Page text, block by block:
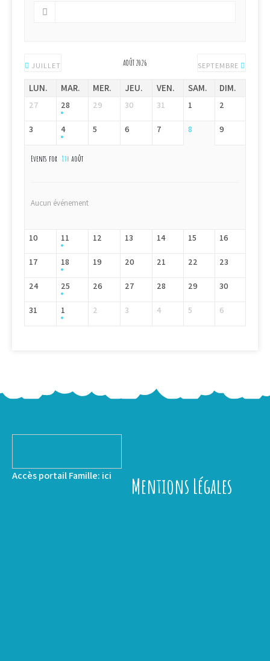
JUILLET AOÛT 2026 SEPTEMBRE
LUN. MAR. MER. JEU. VEN. SAM. DIM.
27 28 29 30 31 1 2
3 4 5 6 7 8 9
Events for 8th août
Aucun événement
10 11 12 13 14 15 16
17 18 19 20 21 22 23
24 25 26 27 28 29 30
31 1 2 3 4 5 6
Accès portail Famille: ici Mentions Légales